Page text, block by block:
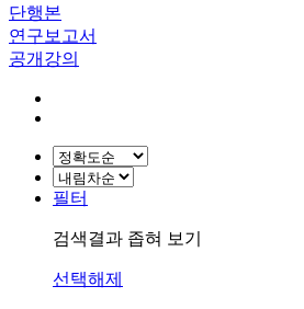
단행본
연구보고서
공개강의
필터
검색결과 좁혀 보기
선택해제